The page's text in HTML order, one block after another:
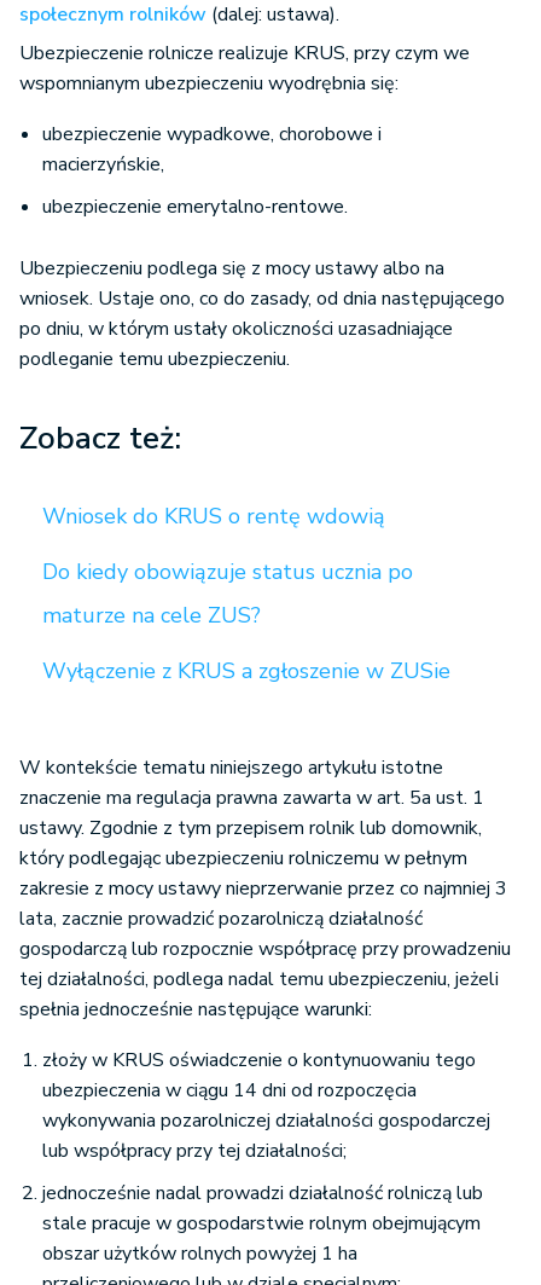
społecznym rolników (dalej: ustawa).
Ubezpieczenie rolnicze realizuje KRUS, przy czym we
wspomnianym ubezpieczeniu wyodrębnia się:
ubezpieczenie wypadkowe, chorobowe i
macierzyńskie,
ubezpieczenie emerytalno-rentowe.
Ubezpieczeniu podlega się z mocy ustawy albo na
wniosek. Ustaje ono, co do zasady, od dnia następującego
po dniu, w którym ustały okoliczności uzasadniające
podleganie temu ubezpieczeniu.
Zobacz też:
Wniosek do KRUS o rentę wdowią
Do kiedy obowiązuje status ucznia po
maturze na cele ZUS?
Wyłączenie z KRUS a zgłoszenie w ZUSie
W kontekście tematu niniejszego artykułu istotne
znaczenie ma regulacja prawna zawarta w art. 5a ust. 1
ustawy. Zgodnie z tym przepisem rolnik lub domownik,
który podlegając ubezpieczeniu rolniczemu w pełnym
zakresie z mocy ustawy nieprzerwanie przez co najmniej 3
lata, zacznie prowadzić pozarolniczą działalność
gospodarczą lub rozpocznie współpracę przy prowadzeniu
tej działalności, podlega nadal temu ubezpieczeniu, jeżeli
spełnia jednocześnie następujące warunki:
złoży w KRUS oświadczenie o kontynuowaniu tego
ubezpieczenia w ciągu 14 dni od rozpoczęcia
wykonywania pozarolniczej działalności gospodarczej
lub współpracy przy tej działalności;
jednocześnie nadal prowadzi działalność rolniczą lub
stale pracuje w gospodarstwie rolnym obejmującym
obszar użytków rolnych powyżej 1 ha